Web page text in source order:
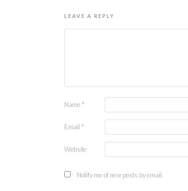
LEAVE A REPLY
Name *
Email *
Website
Notify me of new posts by email.